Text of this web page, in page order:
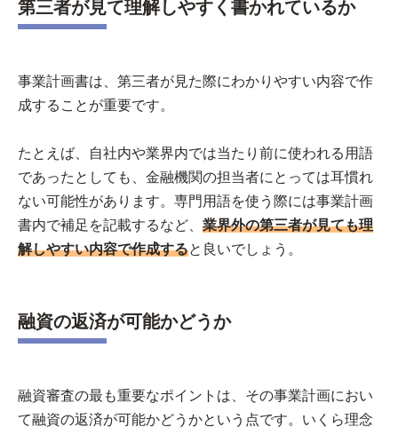
第三者が見て理解しやすく書かれているか
事業計画書は、第三者が見た際にわかりやすい内容で作
成することが重要です。
たとえば、自社内や業界内では当たり前に使われる用語
であったとしても、金融機関の担当者にとっては耳慣れ
ない可能性があります。専門用語を使う際には事業計画
書内で補足を記載するなど、 業界外の第三者が見ても理
解しやすい内容で作成すると良いでしょう。
融資の返済が可能かどうか
融資審査の最も重要なポイントは、その事業計画におい
て融資の返済が可能かどうかという点です。いくら理念